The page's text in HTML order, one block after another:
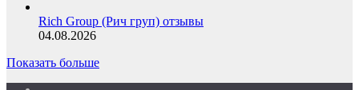
Rich Group (Рич груп) отзывы
04.08.2026
Показать больше